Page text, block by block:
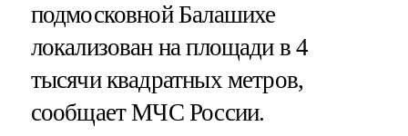
подмосковной Балашихе
локализован на площади в 4
тысячи квадратных метров,
сообщает МЧС России.